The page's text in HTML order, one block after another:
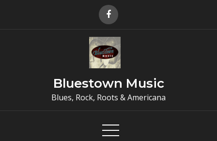
Bluestown Music
Blues, Rock, Roots & Americana